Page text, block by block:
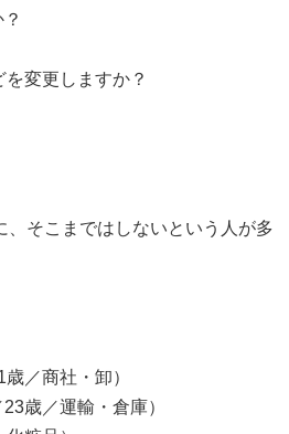
変更しますか？
、そこまではしないという人が多
／商社・卸）
歳／運輸・倉庫）